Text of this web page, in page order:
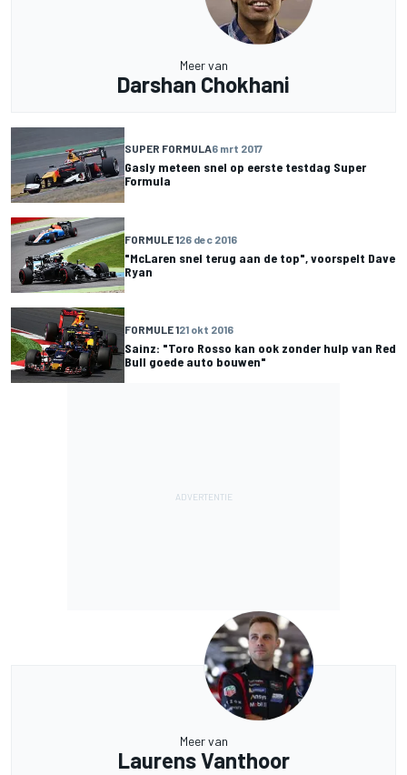
Meer van
Darshan Chokhani
SUPER FORMULA6 mrt 2017
Gasly meteen snel op eerste testdag Super
Formula
FORMULE 126 dec 2016
"McLaren snel terug aan de top", voorspelt Dave
Ryan
FORMULE 121 okt 2016
Sainz: "Toro Rosso kan ook zonder hulp van Red
Bull goede auto bouwen"
Meer van
Laurens Vanthoor